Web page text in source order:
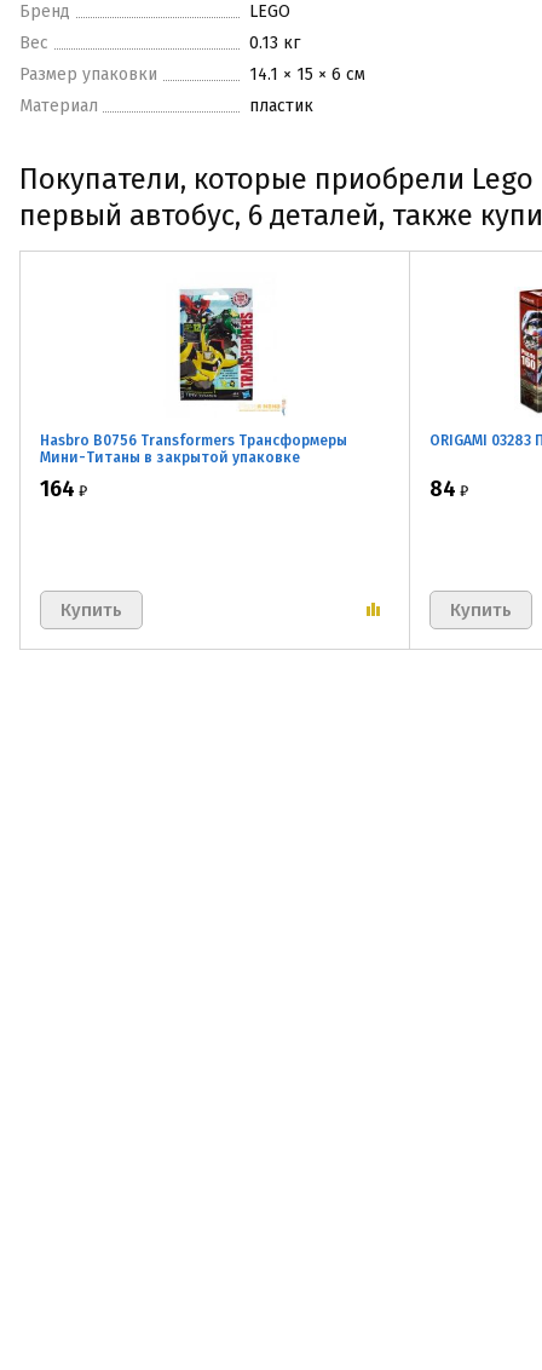
Бренд
LEGO
Вес
0.13 кг
Размер упаковки
14.1 × 15 × 6 см
Материал
пластик
Покупатели, которые приобрели
первый автобус, 6 деталей, также
Hasbro B0756 Transformers Трансформеры
Мини-Титаны в закрытой упаковке
164 ₽
ORIGAMI
84 ₽